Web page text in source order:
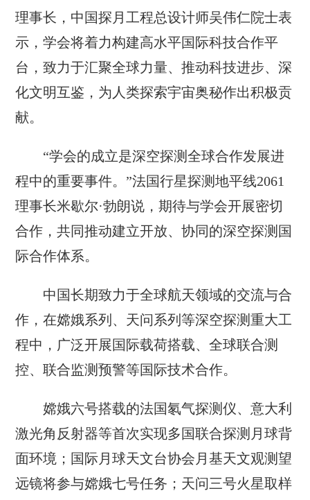
理事长，中国探月工程总设计师吴伟仁院士表
示，学会将着力构建高水平国际科技合作平
台，致力于汇聚全球力量、推动科技进步、深
化文明互鉴，为人类探索宇宙奥秘作出积极贡
献。
“学会的成立是深空探测全球合作发展进
程中的重要事件。”法国行星探测地平线2061
理事长米歇尔·勃朗说，期待与学会开展密切
合作，共同推动建立开放、协同的深空探测国
际合作体系。
中国长期致力于全球航天领域的交流与合
作，在嫦娥系列、天问系列等深空探测重大工
程中，广泛开展国际载荷搭载、全球联合测
控、联合监测预警等国际技术合作。
嫦娥六号搭载的法国氡气探测仪、意大利
激光角反射器等首次实现多国联合探测月球背
面环境；国际月球天文台协会月基天文观测望
远镜将参与嫦娥七号任务；天问三号火星取样